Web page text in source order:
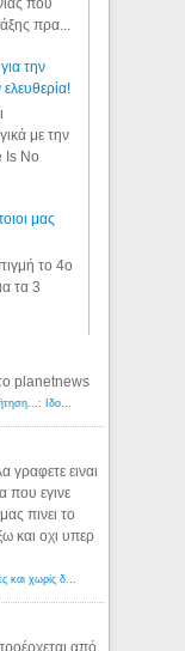
που
πρα...
την
με την
Is No
μας
το 4ο
τα 3
planetnews
Λόγιος Ερμής | Η γνώση ξεκινάει με την αναζήτηση...: Ιδού οι 18 που χρωστούν 11 δις ευρώ!
γραφετε ειναι
που εγινε
πινει το
και οχι υπερ
Εφορία: Κατάσχονται όλα ύστερα από 30 μέρες και χωρίς δικαστικές αποφάσεις - Λόγιος Ερμής
από